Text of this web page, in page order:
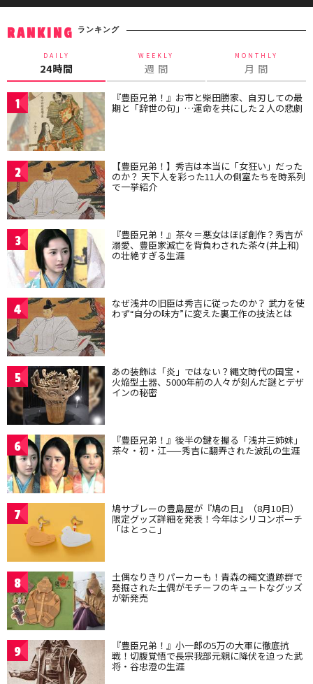
RANKING ランキング
DAILY
24時間
WEEKLY
週 間
MONTHLY
月 間
1 『豊臣兄弟！』お市と柴田勝家、自刃しての最
期と「辞世の句」…運命を共にした２人の悲劇
2 【豊臣兄弟！】秀吉は本当に「女狂い」だった
のか？ 天下人を彩った11人の側室たちを時系列
で一挙紹介
3 『豊臣兄弟！』茶々＝悪女はほぼ創作？秀吉が
溺愛、豊臣家滅亡を背負わされた茶々(井上和)
の壮絶すぎる生涯
4 なぜ浅井の旧臣は秀吉に従ったのか？ 武力を使
わず“自分の味方”に変えた裏工作の技法とは
5 あの装飾は「炎」ではない？縄文時代の国宝・
火焔型土器、5000年前の人々が刻んだ謎とデザ
インの秘密
6 『豊臣兄弟！』後半の鍵を握る「浅井三姉妹」
茶々・初・江——秀吉に翻弄された波乱の生涯
7 鳩サブレーの豊島屋が『鳩の日』（8月10日）
限定グッズ詳細を発表！今年はシリコンポーチ
「はとっこ」
8 土偶なりきりパーカーも！青森の縄文遺跡群で
発掘された土偶がモチーフのキュートなグッズ
が新発売
9 『豊臣兄弟！』小一郎の5万の大軍に徹底抗
戦！切腹覚悟で長宗我部元親に降伏を迫った武
将・谷忠澄の生涯